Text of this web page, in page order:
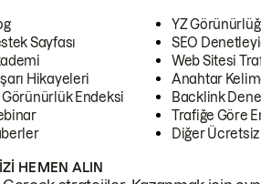
Sayfası
Hikayeleri
Görünürlük Endeksi
YZ
SEO
Web Sitesi
Anahtar
Backlink
Trafiğe Göre
Diğer
HEMEN ALIN